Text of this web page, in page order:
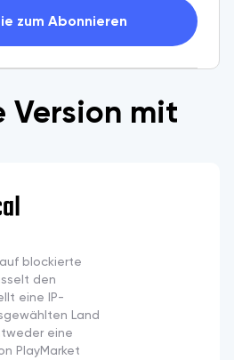
zum Abonnieren
Version mit
blockierte
den
eine IP-
Land
eine
PlayMarket